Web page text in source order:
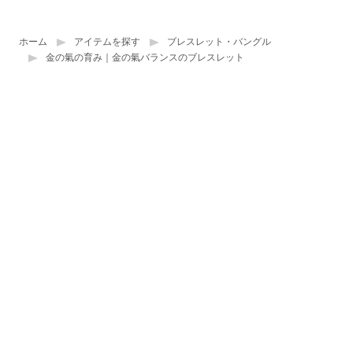
ホーム アイテムを探す
ブレスレット・バングル
金の氣の育み｜金の氣バランスのブレスレット